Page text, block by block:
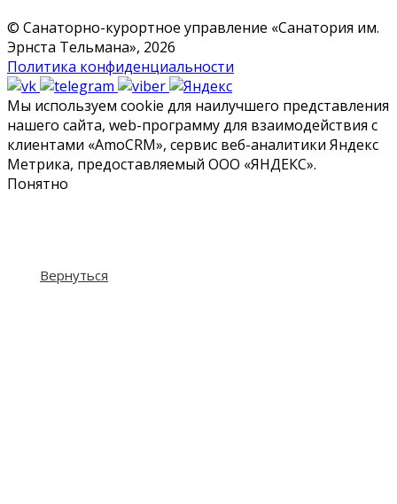
© Санаторно-курортное управление «Санатория им.
Эрнста Тельмана», 2026
Политика конфиденциальности
Мы используем cookie для наилучшего представления
нашего сайта, web-программу для взаимодействия с
клиентами «‎AmoCRM»‎, сервис веб-аналитики Яндекс
Метрика, предоставляемый ООО «ЯНДЕКС».
Понятно
Вернуться